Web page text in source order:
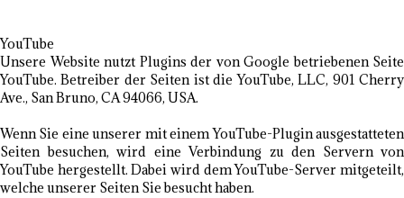
YouTube
Unsere Website nutzt Plugins der von Google betriebenen Seite
YouTube. Betreiber der Seiten ist die YouTube, LLC, 901 Cherry
Ave., San Bruno, CA 94066, USA.
Wenn Sie eine unserer mit einem YouTube-Plugin ausgestatteten
Seiten besuchen, wird eine Verbindung zu den Servern von
YouTube hergestellt. Dabei wird dem YouTube-Server mitgeteilt,
welche unserer Seiten Sie besucht haben.